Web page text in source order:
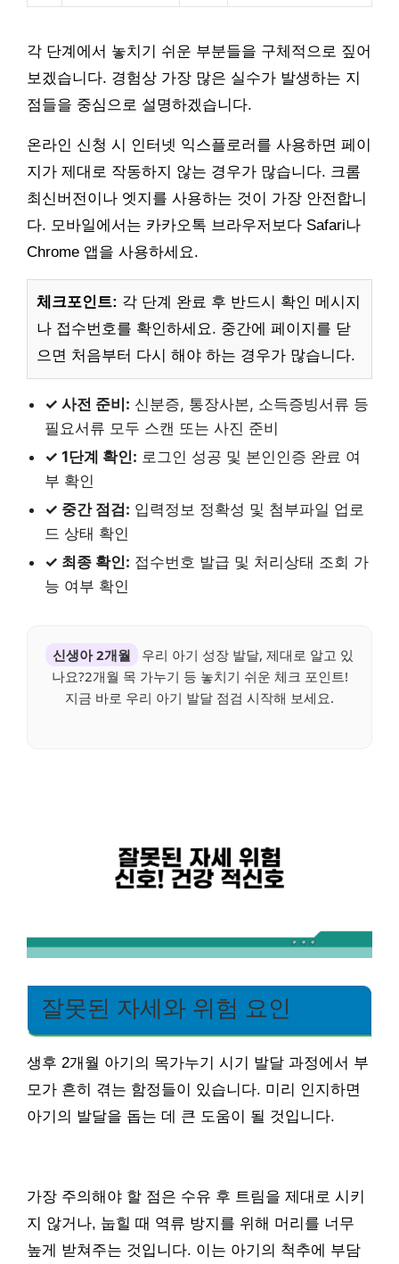
각 단계에서 놓치기 쉬운 부분들을 구체적으로 짚어
보겠습니다. 경험상 가장 많은 실수가 발생하는 지
점들을 중심으로 설명하겠습니다.
온라인 신청 시 인터넷 익스플로러를 사용하면 페이
지가 제대로 작동하지 않는 경우가 많습니다. 크롬
최신버전이나 엣지를 사용하는 것이 가장 안전합니
다. 모바일에서는 카카오톡 브라우저보다 Safari나
Chrome 앱을 사용하세요.
체크포인트: 각 단계 완료 후 반드시 확인 메시지
나 접수번호를 확인하세요. 중간에 페이지를 닫
으면 처음부터 다시 해야 하는 경우가 많습니다.
✓ 사전 준비: 신분증, 통장사본, 소득증빙서류 등
필요서류 모두 스캔 또는 사진 준비
✓ 1단계 확인: 로그인 성공 및 본인인증 완료 여
부 확인
✓ 중간 점검: 입력정보 정확성 및 첨부파일 업로
드 상태 확인
✓ 최종 확인: 접수번호 발급 및 처리상태 조회 가
능 여부 확인
신생아 2개월
우리 아기 성장 발달, 제대로 알고 있
나요?2개월 목 가누기 등 놓치기 쉬운 체크 포인트!
지금 바로 우리 아기 발달 점검 시작해 보세요.
잘못된 자세와 위험 요인
생후 2개월 아기의 목가누기 시기 발달 과정에서 부
모가 흔히 겪는 함정들이 있습니다. 미리 인지하면
아기의 발달을 돕는 데 큰 도움이 될 것입니다.
가장 주의해야 할 점은 수유 후 트림을 제대로 시키
지 않거나, 눕힐 때 역류 방지를 위해 머리를 너무
높게 받쳐주는 것입니다. 이는 아기의 척추에 부담